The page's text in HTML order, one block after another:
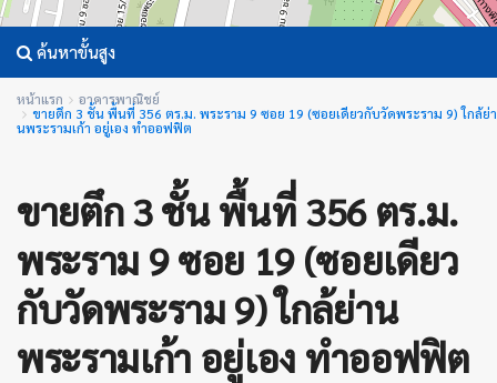
ค้นหาขั้นสูง
หน้าแรก
อาคารพาณิชย์
ขายตึก 3 ชั้น พื้นที่ 356 ตร.ม. พระราม 9 ซอย 19 (ซอยเดียวกับวัดพระราม 9) ใกล้ย่า
นพระรามเก้า อยู่เอง ทำออฟฟิต
ขายตึก 3 ชั้น พื้นที่ 356 ตร.ม.
พระราม 9 ซอย 19 (ซอยเดียว
กับวัดพระราม 9) ใกล้ย่าน
พระรามเก้า อยู่เอง ทำออฟฟิต